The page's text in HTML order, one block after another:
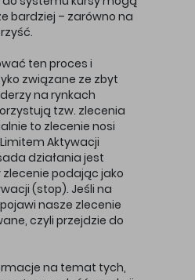
bardziej – zarówno na
ten proces i
związane ze zbyt
na rynkach
tzw. zlecenia
to zlecenie nosi
Aktywacji
działania jest
zlecenie podając jako
(stop). Jeśli na
nasze zlecenie
czyli przejdzie do
na temat tych,